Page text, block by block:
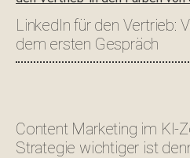
LinkedIn für den Vertrieb:
dem ersten Gespräch
Content Marketing im KI-
Strategie wichtiger ist